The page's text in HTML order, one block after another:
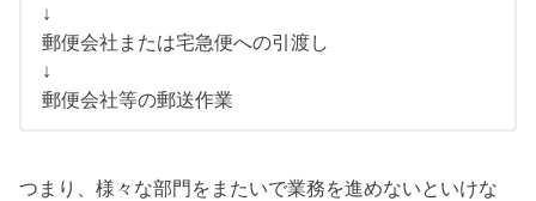
↓
郵便会社または宅急便への引渡し
↓
郵便会社等の郵送作業
つまり、様々な部門をまたいで業務を進めないといけな